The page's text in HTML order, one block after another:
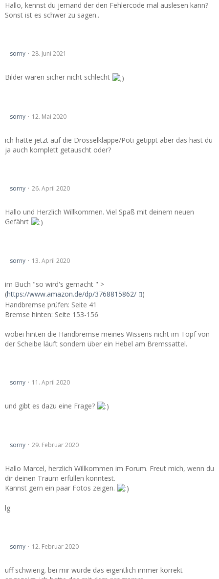
Hallo, kennst du jemand der den Fehlercode mal auslesen kann?
Sonst ist es schwer zu sagen..
sorny 28. Juni 2021
Bilder wären sicher nicht schlecht
sorny 12. Mai 2020
ich hätte jetzt auf die Drosselklappe/Poti getippt aber das hast du
ja auch komplett getauscht oder?
sorny 26. April 2020
Hallo und Herzlich Willkommen. Viel Spaß mit deinem neuen
Gefährt
sorny 13. April 2020
im Buch "so wird's gemacht " >
(https://www.amazon.de/dp/3768815862/
)
Handbremse prüfen: Seite 41
Bremse hinten: Seite 153-156
wobei hinten die Handbremse meines Wissens nicht im Topf von
der Scheibe läuft sondern über ein Hebel am Bremssattel.
sorny 11. April 2020
und gibt es dazu eine Frage?
sorny 29. Februar 2020
Hallo Marcel, herzlich Willkommen im Forum. Freut mich, wenn du
dir deinen Traum erfüllen konntest.
Kannst gern ein paar Fotos zeigen.
lg
sorny 12. Februar 2020
uff schwierig. bei mir wurde das eigentlich immer korrekt